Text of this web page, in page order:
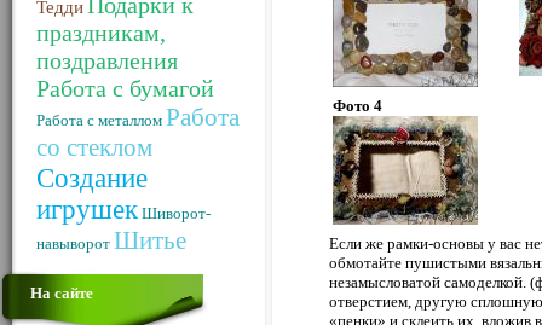
Тедди
праздникам,
поздравления
Работа с бумагой
Работа с металлом Работа
со стеклом
Создание
игрушек Шиворот-
навыворот Шитье
На сайте
Фото 4
Если же рамки-основы у вас
обмотайте пушистыми
незамысловатой самоделкой.
отверстием, другую
«пенки» и склеить их,